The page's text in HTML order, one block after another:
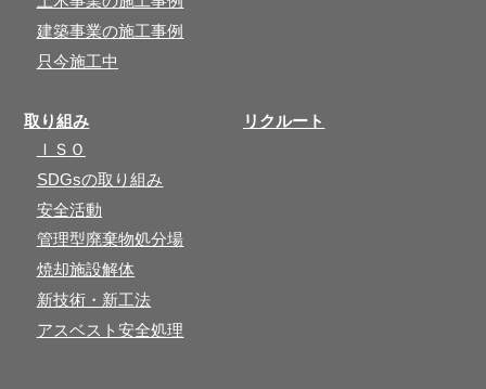
建築事業の施工事例
只今施工中
取り組み
ＩＳＯ
SDGsの取り組み
安全活動
管理型廃棄物処分場
焼却施設解体
新技術・新工法
アスベスト安全処理
リクルート